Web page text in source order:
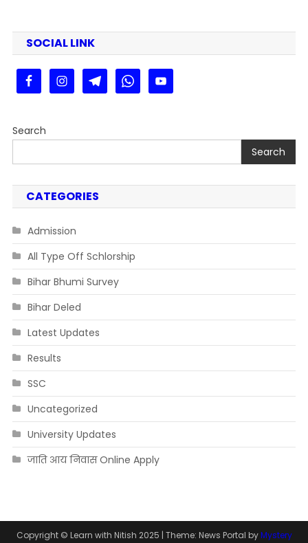
की पूरी जानकारी
SOCIAL LINK
Search
Search
CATEGORIES
Admission
All Type Off Schlorship
Bihar Bhumi Survey
Bihar Deled
Latest Updates
Results
SSC
Uncategorized
University Updates
जाति आय निवास Online Apply
Copyright © Learn with Nitish 2025 | Theme: News Portal byMystery